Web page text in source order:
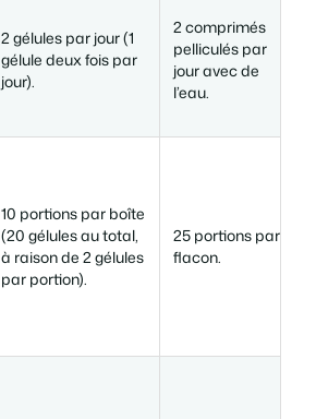
2 gélules par jour (1
gélule deux fois par
jour).
2 comprimés
pelliculés par
jour avec de
l’eau.
10 portions par boîte
(20 gélules au total,
à raison de 2 gélules
par portion).
25 portions par
flacon.